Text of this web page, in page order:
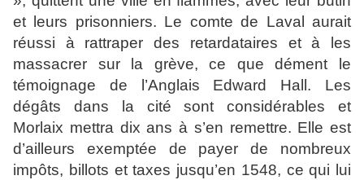
et leurs prisonniers. Le comte de Laval aurait
réussi à rattraper des retardataires et à les
massacrer sur la grève, ce que dément le
témoignage de l’Anglais Edward Hall. Les
dégâts dans la cité sont considérables et
Morlaix mettra dix ans à s’en remettre. Elle est
d’ailleurs exemptée de payer de nombreux
impôts, billots et taxes jusqu’en 1548, ce qui lui